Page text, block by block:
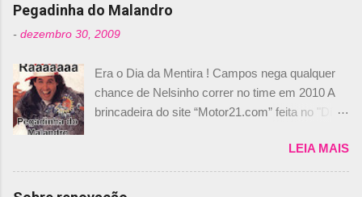
Pegadinha do Malandro
- dezembro 30, 2009
Era o Dia da Mentira ! Campos nega qualquer
chance de Nelsinho correr no time em 2010 A
brincadeira do site “Motor21.com” feita no "Día
de abril –, afirmando que Nelson Piquet havia
comprado 15% das ações da Campos, dando,
com isso, um lugar no time a Nelsinho Piquet,
LEIA MAIS